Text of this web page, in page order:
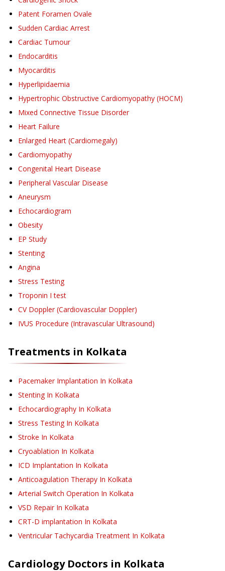
Patent Foramen Ovale
Sudden Cardiac Arrest
Cardiac Tumour
Endocarditis
Myocarditis
Hyperlipidaemia
Hypertrophic Obstructive Cardiomyopathy (HOCM)
Mixed Connective Tissue Disorder
Heart Failure
Enlarged Heart (Cardiomegaly)
Cardiomyopathy
Congenital Heart Disease
Peripheral Vascular Disease
Aneurysm
Echocardiogram
Obesity
EP Study
Stenting
Angina
Stress Testing
Troponin I test
CV Doppler (Cardiovascular Doppler)
IVUS Procedure (Intravascular Ultrasound)
Treatments in Kolkata
Pacemaker Implantation In Kolkata
Stenting In Kolkata
Echocardiography In Kolkata
Stress Testing In Kolkata
Stroke In Kolkata
Cryoablation In Kolkata
ICD Implantation In Kolkata
Anticoagulation Therapy In Kolkata
Arterial Switch Operation In Kolkata
VSD Repair In Kolkata
CRT-D implantation In Kolkata
Ventricular Tachycardia Treatment In Kolkata
CardiologyDoctors in Kolkata